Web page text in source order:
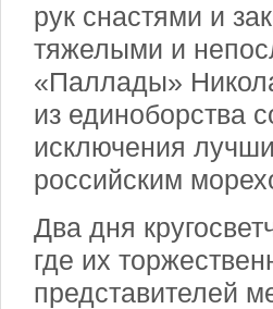
рук снастями и
тяжелыми и
«Паллады»
из единоборства
исключения
российским
Два дня
где их
представителей